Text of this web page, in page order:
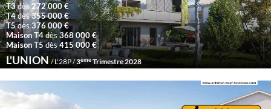
T3dès272 000 €
T4dès355 000 €
T5dès376 000 €
Maison T4dès368 000 €
Maison T5dès415 000 €
L'UNION / L'28P /3èmeTrimestre 2028